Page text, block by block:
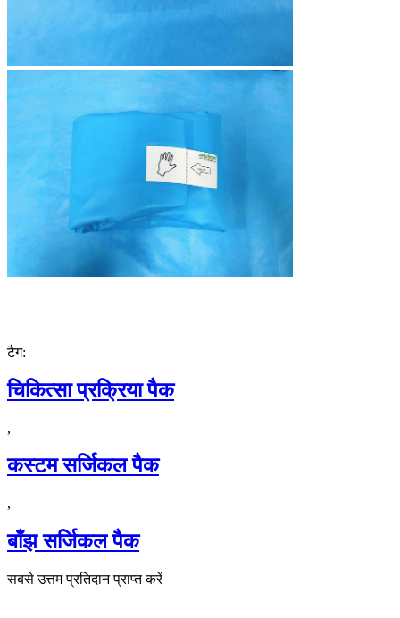
टैग:
चिकित्सा प्रक्रिया पैक
,
कस्टम सर्जिकल पैक
,
बाँझ सर्जिकल पैक
सबसे उत्तम प्रतिदान प्राप्त करें